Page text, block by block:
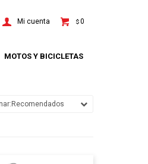
MOTOS Y BICICLETAS
$0
Recomendados